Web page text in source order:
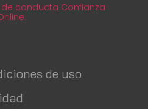
conducta Confianza
de uso